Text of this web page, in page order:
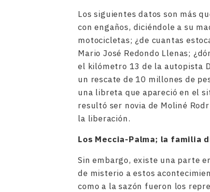
Los siguientes datos son más
con engaños, diciéndole a su
motocicletas; ¿de cuantas
Mario José Redondo Llenas;
el kilómetro 13 de la autopista
un rescate de 10 millones de
una libreta que apareció en el
resultó ser novia de Moliné
la liberación.
Los Meccia-Palma; la familia
Sin embargo, existe una parte
de misterio a estos
como a la sazón fueron los